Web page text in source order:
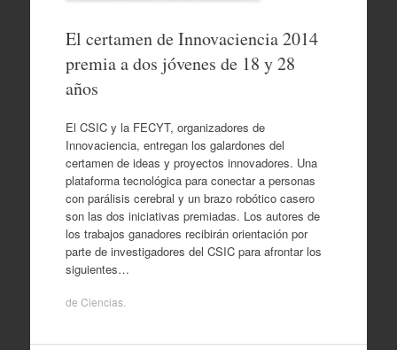
El certamen de Innovaciencia 2014
premia a dos jóvenes de 18 y 28
años
El CSIC y la FECYT, organizadores de
Innovaciencia, entregan los galardones del
certamen de ideas y proyectos innovadores. Una
plataforma tecnológica para conectar a personas
con parálisis cerebral y un brazo robótico casero
son las dos iniciativas premiadas. Los autores de
los trabajos ganadores recibirán orientación por
parte de investigadores del CSIC para afrontar los
siguientes…
de Ciencias.